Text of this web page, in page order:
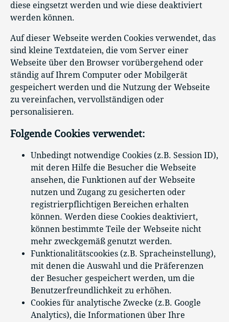
diese eingsetzt werden und wie diese deaktiviert
werden können.
Auf dieser Webseite werden Cookies verwendet, das
sind kleine Textdateien, die vom Server einer
Webseite über den Browser vorübergehend oder
ständig auf Ihrem Computer oder Mobilgerät
gespeichert werden und die Nutzung der Webseite
zu vereinfachen, vervollständigen oder
personalisieren.
Folgende Cookies verwendet:
Unbedingt notwendige Cookies (z.B. Session ID),
mit deren Hilfe die Besucher die Webseite
ansehen, die Funktionen auf der Webseite
nutzen und Zugang zu gesicherten oder
registrierpflichtigen Bereichen erhalten
können. Werden diese Cookies deaktiviert,
können bestimmte Teile der Webseite nicht
mehr zweckgemäß genutzt werden.
Funktionalitätscookies (z.B. Spracheinstellung),
mit denen die Auswahl und die Präferenzen
der Besucher gespeichert werden, um die
Benutzerfreundlichkeit zu erhöhen.
Cookies für analytische Zwecke (z.B. Google
Analytics), die Informationen über Ihre